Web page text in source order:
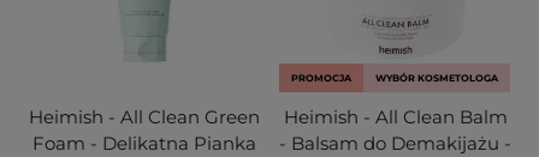
Heimish - All Clean Green
Foam - Delikatna Pianka
PROMOCJA WYBÓR KOSMETOLOGA
Heimish - All Clean Balm
- Balsam do Demakijażu -